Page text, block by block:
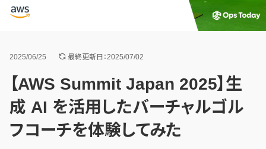
2025/06/25 最終更新日：2025/07/02
【AWS Summit Japan 2025】生
成 AI を活用したバーチャルゴル
フコーチを体験してみた